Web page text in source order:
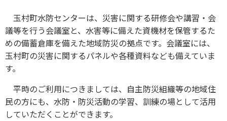
玉村町水防センターは、災害に関する研修会や講習・会
議等を行う会議室と、水害等に備えた資機材を保管するた
めの備蓄倉庫を備えた地域防災の拠点です。会議室には、
玉村町の災害に関するパネルや各種資料なども備えていま
す。
平時のご利用につきましては、自主防災組織等の地域住
民の方にも、水防・防災活動の学習、訓練の場として活用
していただくことができます。